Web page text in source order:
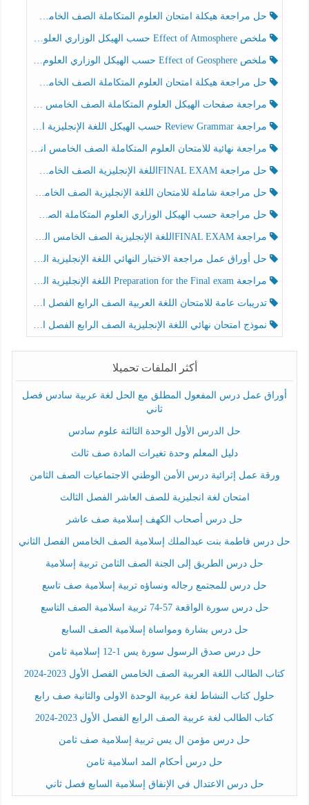
حل مراجعة هيكلة امتحان العلوم المتكاملة الصف الخامس انسبير الفصل الثالث
ملخص Effect of Atmosphere حسب الهيكل الوزاري العلوم المتكاملة الصف الخامس انسبير الفصل الثالث
ملخص Effect of Geosphere حسب الهيكل الوزاري العلوم المتكاملة الصف الخامس انسبير الفصل الثالث
حل مراجعة هيكلة امتحان العلوم المتكاملة الصف الخامس عام الفصل الثالث
مراجعة صفحات الهيكل العلوم المتكاملة الصف الخامس انسبير الفصل الثالث
مراجعة Review Grammar حسب الهيكل اللغة الإنجليزية الصف الخامس الفصل الثالث
مراجعة نهائية للامتحان العلوم المتكاملة الصف الخامس انسبير الفصل الثالث
حل مراجعة FINAL EXAMاللغة الإنجليزية الصف الخامس الفصل الثالث
حل مراجعة شاملة للامتحان اللغة الإنجليزية الصف الخامس الفصل الثالث
حل مراجعة حسب الهيكل الوزاري العلوم المتكاملة الصف الخامس عام الفصل الثالث
مراجعة FINAL EXAMاللغة الإنجليزية الصف الخامس الفصل الثالث
حل أوراق عمل مراجعة الاختبار النهائي اللغة الإنجليزية الصف الرابع الفصل الثالث
مراجعة Preparation for the Final exam اللغة الإنجليزية الصف الرابع الفصل الثالث
تدريبات عامة للامتحان اللغة العربية الصف الرابع الفصل الثالث
نموذج امتحان نهائي اللغة الإنجليزية الصف الرابع الفصل الثالث
أكثر الملفات تحميلا
أوراق عمل درس المفعول المطلق مع الحل لغة عربية سادس فصل
ثاني
حل الدرس الأول الوحدة الثالثة علوم سادس
دليل المعلم وحدة تغيرات المادة صف ثالث
ورقة عمل إثرائية درس الأمن الوطني الاجتماعيات الصف الثامن
امتحان لغة انجليزية للصف العاشر الفصل الثالث
حل درس أصحاب الكهف إسلامية صف عاشر
حل درس فاطمة بنت عبدالملك إسلامية الصف الخامس الفصل الثاني
حل درس الطريق إلى الجنة الصف الثامن تربية إسلامية
حل درس للمجتمع رجاله ونساؤه تربية إسلامية صف تاسع
حل درس سورة الواقعة 57-74 تربية اسلامية الصف التاسع
حل درس بشارة ومواساة إسلامية الصف السابع
حل درس صدق الرسول سورة يس 1-12 إسلامية ثامن
كتاب الطالب اللغة العربية الصف الخامس الفصل الأول 2023-2024
حلول كتاب النشاط لغة عربية الوحدة الاولى والثانية صف رابع
كتاب الطالب لغة عربية الصف الرابع الفصل الأول 2023-2024
حل درس مؤمن ال يس تربية إسلامية صف ثامن
حل درس أحكام المد اسلامية ثامن
حل درس الاعتدال في الإنفاق إسلامية السابع فصل ثاني